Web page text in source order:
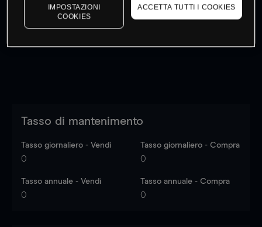
I prezzi sono solo indicativi. Accediper vedere gli ultimi
dati di mercato
to see latest market data
Tasso di mantenimento
Tasso giornaliero - Vendi
0
Tasso giornaliero - Compra
0
Tasso annuale - Vendi
0
Tasso annuale - Compra
0
IMPOSTAZIONI
COOKIES
ACCETTA TUTTI I COOKIES